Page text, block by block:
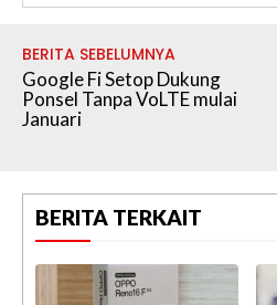
BERITA SEBELUMNYA
Google Fi Setop Dukung
Ponsel Tanpa VoLTE mulai
Januari
BERITA TERKAIT